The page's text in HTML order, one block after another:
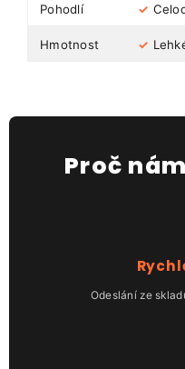
Pohodlí ✓
Hmotnost ✓
Proč
Odeslání ze